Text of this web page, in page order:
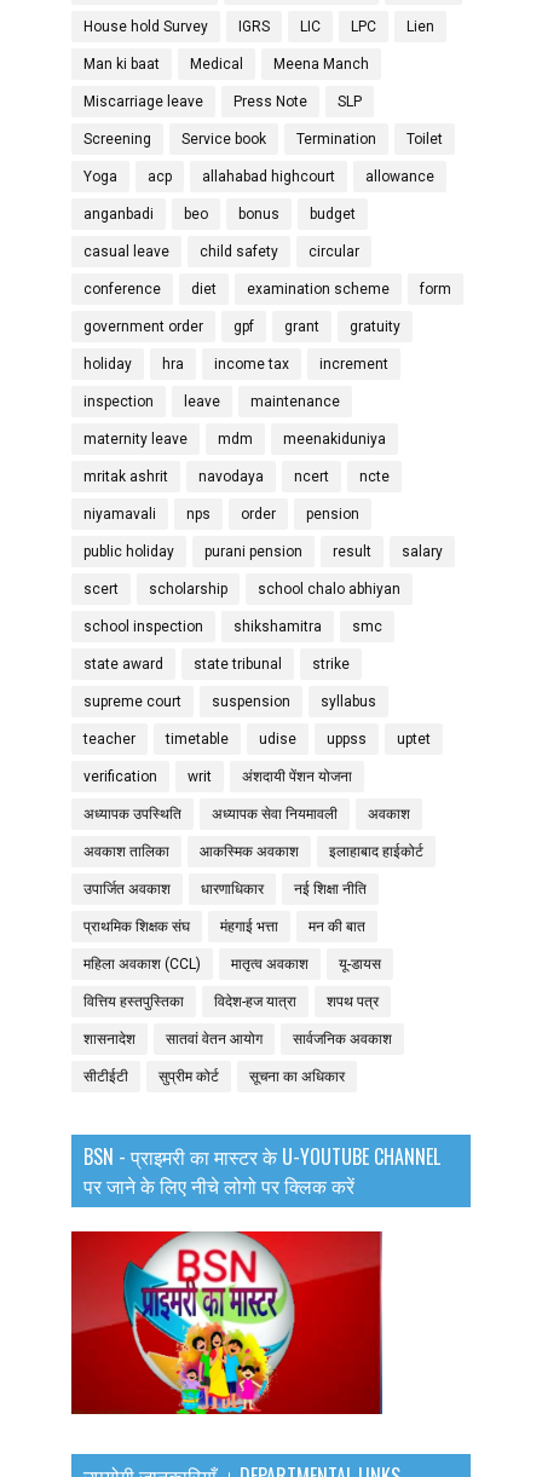
House hold Survey IGRS LIC LPC Lien
Man ki baat Medical Meena Manch
Miscarriage leave Press Note SLP
Screening Service book Termination Toilet
Yoga acp allahabad highcourt allowance
anganbadi beo bonus budget
casual leave child safety circular
conference diet examination scheme form
government order gpf grant gratuity
holiday hra income tax increment
inspection leave maintenance
maternity leave mdm meenakiduniya
mritak ashrit navodaya ncert ncte
niyamavali nps order pension
public holiday purani pension result salary
scert scholarship school chalo abhiyan
school inspection shikshamitra smc
state award state tribunal strike
supreme court suspension syllabus
teacher timetable udise uppss uptet
verification writ अंशदायी पेंशन योजना
अध्यापक उपस्थिति अध्यापक सेवा नियमावली अवकाश
अवकाश तालिका आकस्मिक अवकाश इलाहाबाद हाईकोर्ट
उपार्जित अवकाश धारणाधिकार नई शिक्षा नीति
प्राथमिक शिक्षक संघ मंहगाई भत्ता मन की बात
महिला अवकाश (CCL) मातृत्व अवकाश यू-डायस
वित्तिय हस्तपुस्तिका विदेश-हज यात्रा शपथ पत्र
शासनादेश सातवां वेतन आयोग सार्वजनिक अवकाश
सीटीईटी सुप्रीम कोर्ट सूचना का अधिकार
BSN - प्राइमरी का मास्टर के U-YOUTUBE CHANNEL
पर जाने के लिए नीचे लोगो पर क्लिक करें